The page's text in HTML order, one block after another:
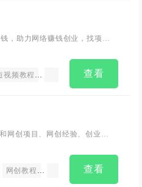
，助力网络赚钱创业，找项目
网。
视频教程 创业商机
查看
编程与开发 教育培训
网创项目、网创经验、创业交
、拼多多、淘宝电商营销教
业资源就上项目分享网！
网创教程 副业项目
查看